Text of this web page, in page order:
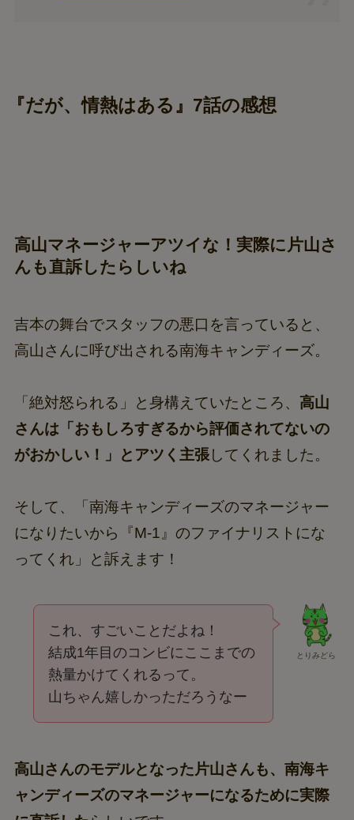
『だが、情熱はある』7話の感想
高山マネージャーアツイな！実際に片山さ
んも直訴したらしいね
吉本の舞台でスタッフの悪口を言っていると、
高山さんに呼び出される南海キャンディーズ。
「絶対怒られる」と身構えていたところ、 高山
さんは「おもしろすぎるから評価されてないの
がおかしい！」とアツく主張してくれました。
そして、「南海キャンディーズのマネージャー
になりたいから『M-1』のファイナリストにな
ってくれ」と訴えます！
とりみどら
これ、すごいことだよね！
結成1年目のコンビにここまでの
熱量かけてくれるって。
山ちゃん嬉しかっただろうなー
高山さんのモデルとなった片山さんも、南海キ
ャンディーズのマネージャーになるために実際